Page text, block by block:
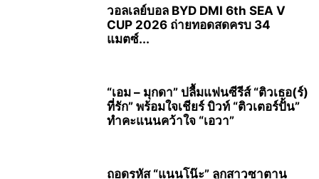
วอลเลย์บอล BYD DMI 6th SEA V
CUP 2026 ถ่ายทอดสดครบ 34
แมตซ์...
“เอม – มุกดา” ปลื้มแฟนซีรีส์ “ติวเธอ(ร์)
ที่รัก” พร้อมใจเชียร์ บิวท์ “ติวเตอร์ปั้น”
ทำคะแนนคว้าใจ “เอวา”
ถอดรหัส “แนนโน๊ะ” ลูกสาวซาตาน